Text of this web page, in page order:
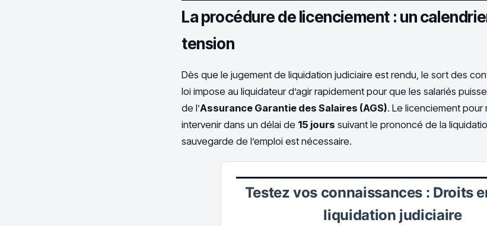
La procédure de licenciement : un
tension
Dès que le jugement de liquidation judiciaire est rendu, le sort des
loi impose au liquidateur d’agir rapidement pour que les salariés
de l’Assurance Garantie des Salaires (AGS). Le licenciement
intervenir dans un délai de 15 jours suivant le prononcé de la
sauvegarde de l’emploi est nécessaire.
Testez vos connaissances : Droits
liquidation judiciaire